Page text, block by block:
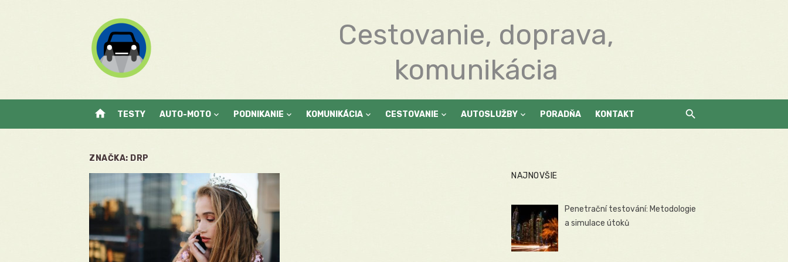
Cestovanie, doprava,
komunikácia
home TESTY AUTO-MOTO PODNIKANIE KOMUNIKÁCIA CESTOVANIE AUTOSLUŽBY PORADŇA KONTAKT
ZNAČKA: DRP
NAJNOVŠIE
Penetrační testování: Metodologie
a simulace útoků